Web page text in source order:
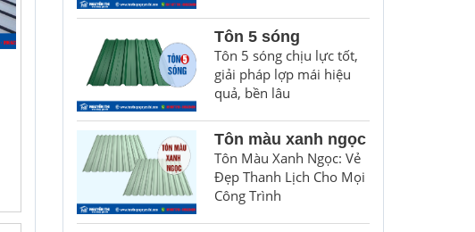
Tôn 5 sóng
Tôn 5 sóng chịu lực tốt,
giải pháp lợp mái hiệu
quả, bền lâu
Tôn màu xanh ngọc
Tôn Màu Xanh Ngọc: Vẻ
Đẹp Thanh Lịch Cho Mọi
Công Trình